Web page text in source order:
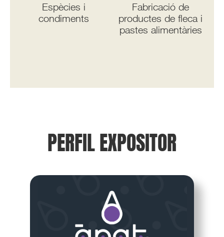
Espècies i
condiments
Fabricació de
productes de fleca i
pastes alimentàries
PERFIL EXPOSITOR